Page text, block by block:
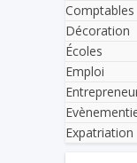
Comptables
Décoration
Écoles
Emploi
Expatriation